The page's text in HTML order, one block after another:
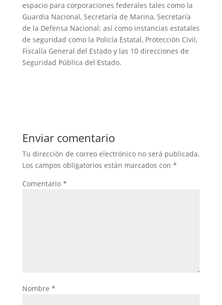
espacio para corporaciones federales tales como la
Guardia Nacional, Secretaría de Marina, Secretaría
de la Defensa Nacional; así como instancias estatales
de seguridad como la Policía Estatal, Protección Civil,
Fiscalía General del Estado y las 10 direcciones de
Seguridad Pública del Estado.
Enviar comentario
Tu dirección de correo electrónico no será publicada.
Los campos obligatorios están marcados con *
Comentario *
Nombre *